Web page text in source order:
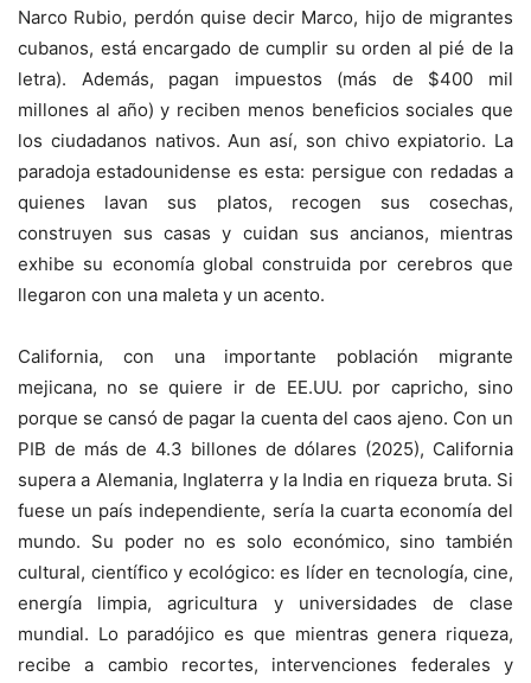
Narco Rubio, perdón quise decir Marco, hijo de migrantes
cubanos, está encargado de cumplir su orden al pié de la
letra). Además, pagan impuestos (más de $400 mil
millones al año) y reciben menos beneficios sociales que
los ciudadanos nativos. Aun así, son chivo expiatorio. La
paradoja estadounidense es esta: persigue con redadas a
quienes lavan sus platos, recogen sus cosechas,
construyen sus casas y cuidan sus ancianos, mientras
exhibe su economía global construida por cerebros que
llegaron con una maleta y un acento.
California, con una importante población migrante
mejicana, no se quiere ir de EE.UU. por capricho, sino
porque se cansó de pagar la cuenta del caos ajeno. Con un
PIB de más de 4.3 billones de dólares (2025), California
supera a Alemania, Inglaterra y la India en riqueza bruta. Si
fuese un país independiente, sería la cuarta economía del
mundo. Su poder no es solo económico, sino también
cultural, científico y ecológico: es líder en tecnología, cine,
energía limpia, agricultura y universidades de clase
mundial. Lo paradójico es que mientras genera riqueza,
recibe a cambio recortes, intervenciones federales y